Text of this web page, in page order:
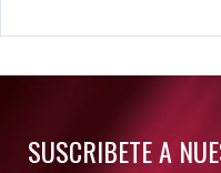
Rumor: Se filtran los
SUSCRIBETE A